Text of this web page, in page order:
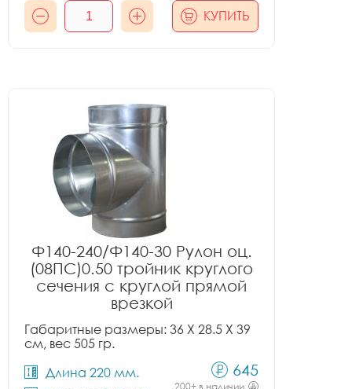
КУПИТЬ
Ф140-240/Ф140-30 Рулон оц.
(08ПС)0.50 тройник круглого
сечения с круглой прямой
врезкой
Габаритные размеры: 36 X 28.5 X 39
см, вес 505 гр.
Длина 220 мм.
645
200+ в наличии